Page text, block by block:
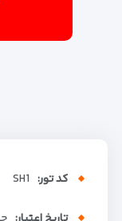
کد تور: SH1